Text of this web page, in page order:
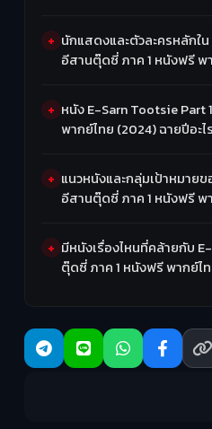
นักแสดงและตัวละครหลักใ
อีสานตุ๊ดซี่ ภาค 1 หนังฟรี พ
หนัง E-Sarn Tootsie Part
พากย์ไทย (2024) ฉายปีอะไ
แนวหนังและกลุ่มเป้าหมาย
อีสานตุ๊ดซี่ ภาค 1 หนังฟรี พ
มีหนังเรื่องไหนที่คล้ายกับ
ตุ๊ดซี่ ภาค 1 หนังฟรี พากย์ไ